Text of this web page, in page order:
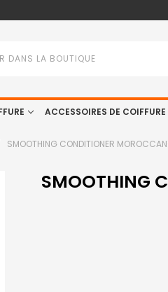
ACCESSOIRES DE COIFFURE
SMOOTHING CONDITIONER
SMOOTHING